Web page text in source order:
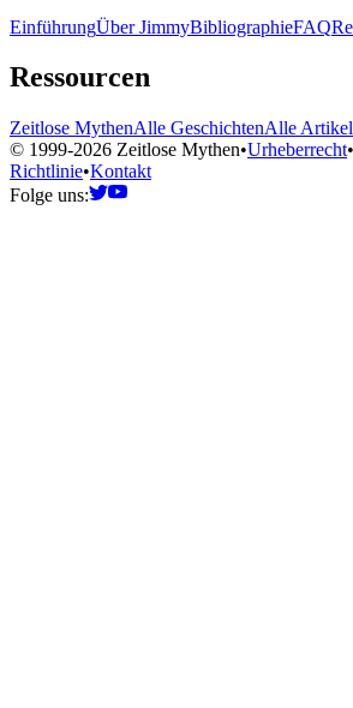
EinführungÜber JimmyBibliographieFAQ
Ressourcen
Zeitlose MythenAlle GeschichtenAlle Artikel
© 1999-2026 Zeitlose Mythen•Urheberrecht•
Richtlinie•Kontakt
Folge uns: